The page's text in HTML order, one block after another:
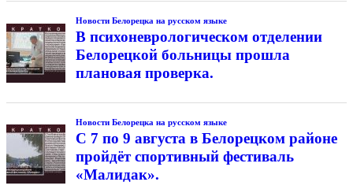
Новости Белорецка на русском языке
В психоневрологическом отделении
Белорецкой больницы прошла
плановая проверка.
Новости Белорецка на русском языке
С 7 по 9 августа в Белорецком районе
пройдёт спортивный фестиваль
«Малидак».